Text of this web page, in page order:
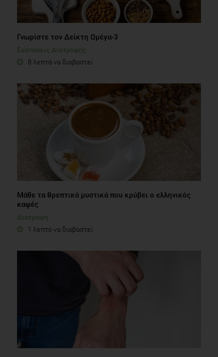
Γνωρίστε τον Δείκτη Ωμέγα-3
Συστάσεις Διατροφής
8 λεπτά να διαβαστεί
Μάθε τα θρεπτικά μυστικά που κρύβει ο ελληνικός
καφές
Διατροφή
1 λεπτό να διαβαστεί